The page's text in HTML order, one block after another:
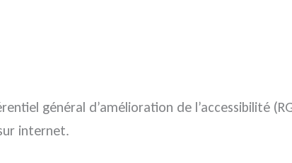
général d’amélioration de l’accessibilité
internet.